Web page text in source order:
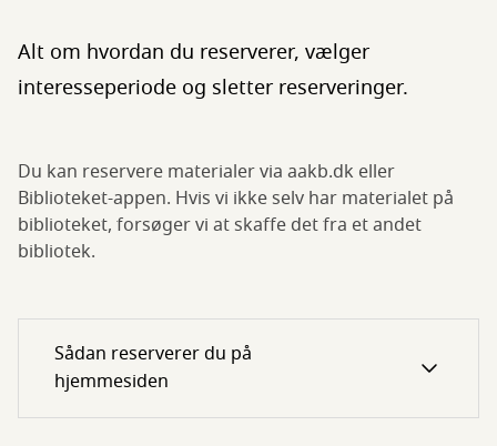
Alt om hvordan du reserverer, vælger
interesseperiode og sletter reserveringer.
Du kan reservere materialer via aakb.dk eller
Biblioteket-appen. Hvis vi ikke selv har materialet på
biblioteket, forsøger vi at skaffe det fra et andet
bibliotek.
Sådan reserverer du på
hjemmesiden